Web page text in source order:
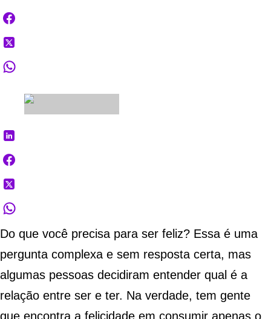
Do que você precisa para ser feliz? Essa é uma
pergunta complexa e sem resposta certa, mas
algumas pessoas decidiram entender qual é a
relação entre ser e ter. Na verdade, tem gente
que encontra a felicidade em consumir apenas o